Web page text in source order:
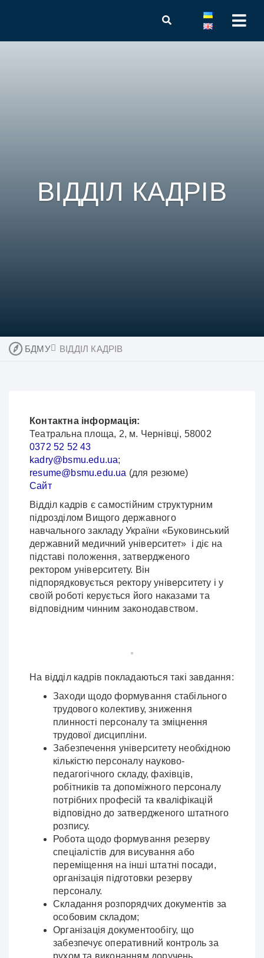
ВІДДІЛ КАДРІВ
БДМУ ВІДДІЛ КАДРІВ
Контактна інформація:
Театральна площа, 2, м. Чернівці, 58002
0372 52 52 43
kadry@bsmu.edu.ua;
resume@bsmu.edu.ua (для резюме)
Сайт
Відділ кадрів є самостійним структурним
підрозділом Вищого державного
навчального закладу України «Буковинський
державний медичний університет» і діє на
підставі положення, затвердженого
ректором університету. Він
підпорядковується ректору університету і у
своїй роботі керується його наказами та
відповідним чинним законодавством.
На відділ кадрів покладаються такі завдання:
Заходи щодо формування стабільного
трудового колективу, зниження
плинності персоналу та зміцнення
трудової дисципліни.
Забезпечення університету необхідною
кількістю персоналу науково-
педагогічного складу, фахівців,
робітників та допоміжного персоналу
потрібних професій та кваліфікацій
відповідно до затвердженого штатного
розпису.
Робота щодо формування резерву
спеціалістів для висування або
переміщення на інші штатні посади,
організація підготовки резерву
персоналу.
Складання розпорядчих документів за
особовим складом;
Організація документообігу, що
забезпечує оперативний контроль за
рухом та виконанням доручень